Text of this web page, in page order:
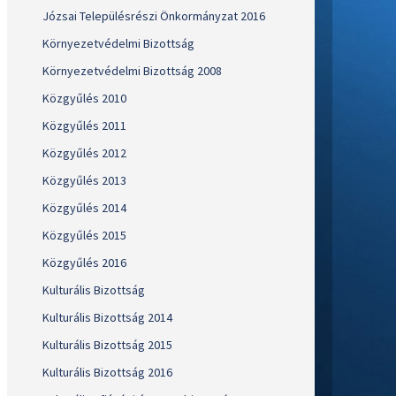
Józsai Településrészi Önkormányzat 2016
Környezetvédelmi Bizottság
Környezetvédelmi Bizottság 2008
Közgyűlés 2010
Közgyűlés 2011
Közgyűlés 2012
Közgyűlés 2013
Közgyűlés 2014
Közgyűlés 2015
Közgyűlés 2016
Kulturális Bizottság
Kulturális Bizottság 2014
Kulturális Bizottság 2015
Kulturális Bizottság 2016